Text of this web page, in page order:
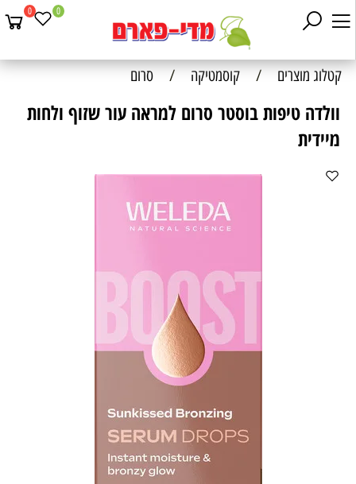
0 0
קטלוג מוצרים / קוסמטיקה / סרום
וולדה טיפות בוסטר סרום למראה עור שזוף ולחות
מיידית